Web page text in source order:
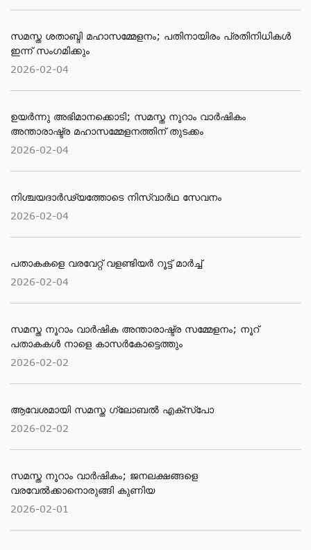
സമസ്ത ശതാബ്ദി മഹാസമ്മേളനം; പതിനായിരം പ്രതിനിധികൾ
ഇന്ന് സംഗമിക്കും
2026-02-04
ഉയർന്നു അഭിമാനക്കൊടി; സമസ്ത നൂറാം വാർഷികം
അന്താരാഷ്ട്ര മഹാസമ്മേളനത്തിന് തുടക്കം
2026-02-04
നിശ്ചയദാർഢ്യത്തോടെ നിസ്വാർഥ സേവനം
2026-02-04
പതാകകളെ വരവേറ്റ് വളണ്ടിയർ റൂട്ട് മാർച്ച്
2026-02-04
സമസ്ത നൂറാം വാര്‍ഷിക അന്താരാഷ്ട്ര സമ്മേളനം; നൂറ്
പതാകകള്‍ നാളെ കാസര്‍കോട്ടെത്തും
2026-02-02
ആവേശമായി സമസ്ത ഗ്ലോബല്‍ എക്‌സ്‌പോ
2026-02-02
സമസ്ത നൂറാം വാര്‍ഷികം; ജനലക്ഷങ്ങളെ
വരവേല്‍ക്കാനൊരുങ്ങി കുണിയ
2026-02-01